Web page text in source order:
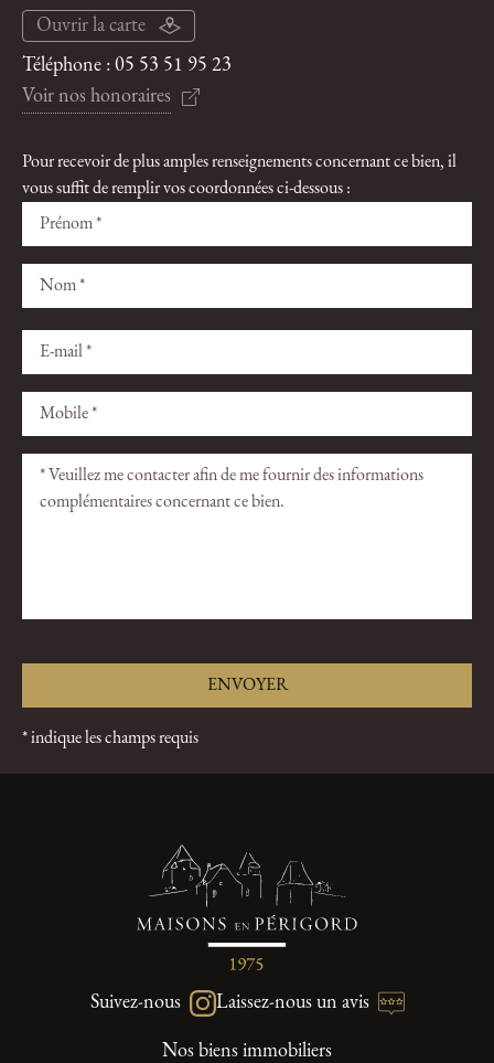
Ouvrir la carte
Téléphone : 05 53 51 95 23
Voir nos honoraires
Pour recevoir de plus amples renseignements concernant ce bien, il
vous suffit de remplir vos coordonnées ci-dessous :
ce
champ
Veuillez
ce
champ
* indique les champs requis
Suivez-nous Laissez-nous un avis
Nos biens immobiliers